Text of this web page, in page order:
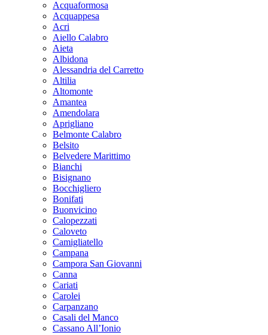
Acquaformosa
Acquappesa
Acri
Aiello Calabro
Aieta
Albidona
Alessandria del Carretto
Altilia
Altomonte
Amantea
Amendolara
Aprigliano
Belmonte Calabro
Belsito
Belvedere Marittimo
Bianchi
Bisignano
Bocchigliero
Bonifati
Buonvicino
Calopezzati
Caloveto
Camigliatello
Campana
Campora San Giovanni
Canna
Cariati
Carolei
Carpanzano
Casali del Manco
Cassano All’Ionio